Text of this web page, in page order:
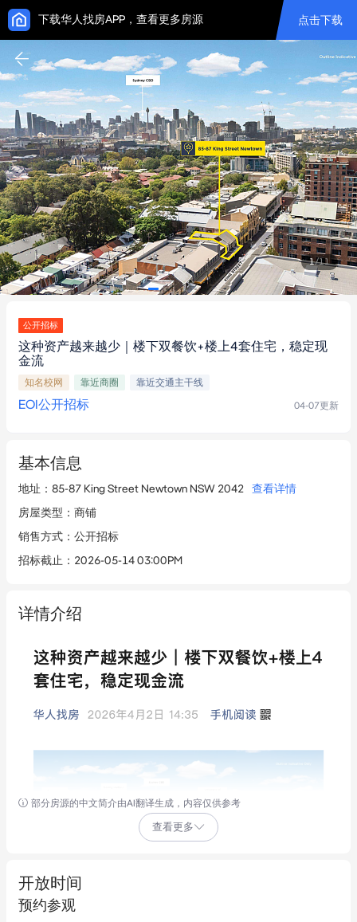
下载华人找房APP，查看更多房源 点击下载
1/11
公开招标
这种资产越来越少｜楼下双餐饮+楼上4套住宅，稳定现
金流
知名校网 靠近商圈 靠近交通主干线
EOI公开招标 04-07更新
基本信息
地址 ： 85-87 King Street Newtown NSW 2042
查看详情
房屋类型 ： 商铺
销售方式 ： 公开招标
招标截止 ： 2026-05-14 03:00PM
详情介绍
部分房源的中文简介由AI翻译生成，内容仅供参考
查看更多
开放时间
预约参观